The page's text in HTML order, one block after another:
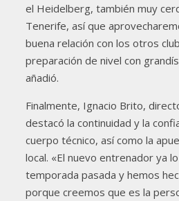
el Heidelberg, también muy
Tenerife, así que
buena relación con los otros
preparación de nivel con
añadió.
Finalmente, Ignacio Brito,
destacó la continuidad y la
cuerpo técnico, así como la
local. «El nuevo entrenador ya
temporada pasada y hemos
porque creemos que es la